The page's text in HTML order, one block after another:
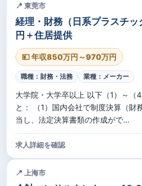
📍 東莞市
経理・財務（日系プラスチ
円＋住居提供
💴 年収850万円～970万円
職種：財務・法務 業種：メーカー
大学院・大学卒以上 以下（1）～（
と： （1）国内会社で制度決算（財
当し、法定決算書類の作成がで…
求人詳細を確認
📍 上海市